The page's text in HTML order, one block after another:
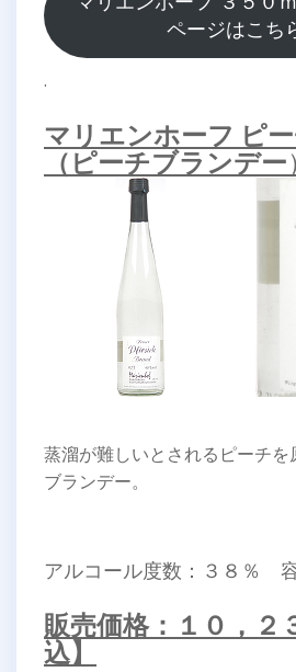
ページはこち
.
マリエンホーフ ピ
（ピーチブランデー）
蒸溜が難しいとされるピーチを
ブランデー。
アルコール度数：３８％
販売価格：１０，２
込】